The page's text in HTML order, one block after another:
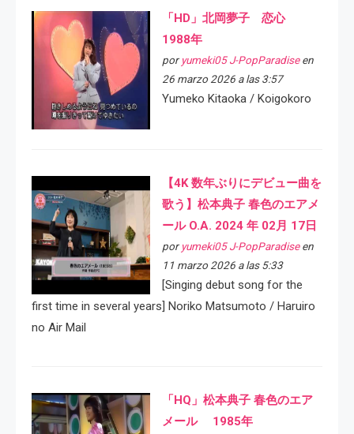
「HD」北岡夢子 恋心
1988年
por yumeki05 J-PopParadiseen
26 marzo 2026 a las 3:57
Yumeko Kitaoka / Koigokoro
【4K 数年ぶりにデビュー曲を
歌う】松本典子 春色のエアメ
ール O.A. 2024 年 02月 17日
por yumeki05 J-PopParadiseen
11 marzo 2026 a las 5:33
[Singing debut song for the
first time in several years] Noriko Matsumoto / Haruiro
no Air Mail
「HQ」松本典子 春色のエア
メール 1985年